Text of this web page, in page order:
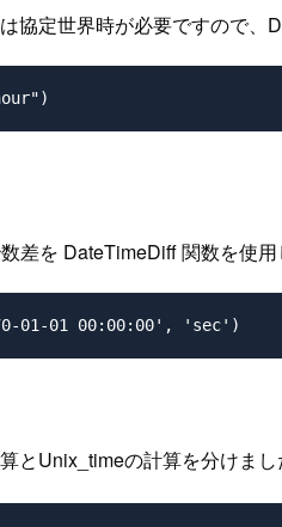
協定世界時が必要ですので、
差を DateTimeDiff 関数を使
01-01 00:00:00', 'sec')
とUnix_timeの計算を分けま